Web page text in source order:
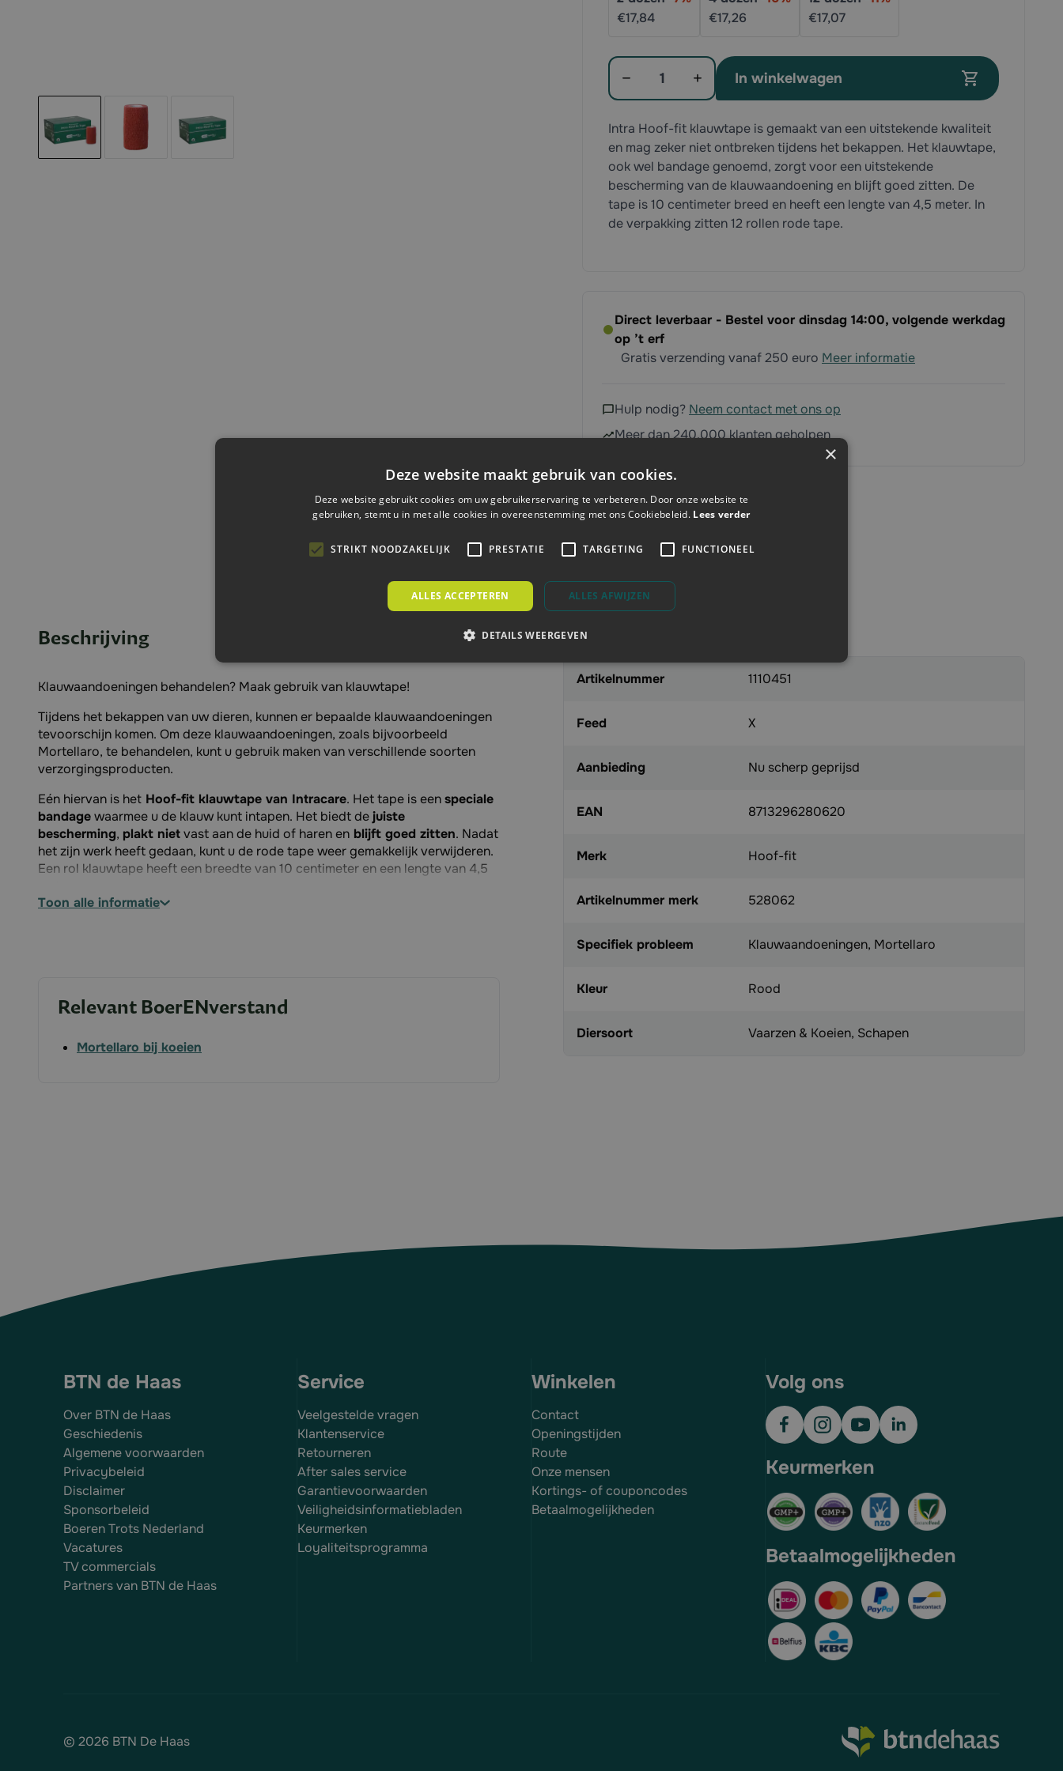
€17,84
€17,26
€17,07
Aantal
In winkelwagen
Intra Hoof-fit klauwtape is gemaakt van een uitstekende kwaliteit
en mag zeker niet ontbreken tijdens het bekappen. Het klauwtape,
ook wel bandage genoemd, zorgt voor een uitstekende
bescherming van de klauwaandoening en blijft goed zitten. De
tape is 10 centimeter breed en heeft een lengte van 4,5 meter. In
de verpakking zitten 12 rollen rode tape.
Direct leverbaar - Bestel voor dinsdag 14:00, volgende werkdag
op ’t erf
Gratis verzending vanaf 250 euro Meer informatie
Hulp nodig? Neem contact met ons op
Meer dan 240.000 klanten geholpen
Beschrijving
Klauwaandoeningen behandelen? Maak gebruik van klauwtape!
Tijdens het bekappen van uw dieren, kunnen er bepaalde klauwaandoeningen
tevoorschijn komen. Om deze klauwaandoeningen, zoals bijvoorbeeld
Mortellaro, te behandelen, kunt u gebruik maken van verschillende soorten
verzorgingsproducten.
Eén hiervan is het Hoof-fit klauwtape van Intracare. Het tape is eenspeciale
bandagewaarmee u de klauw kunt intapen. Het biedt dejuiste
bescherming, plakt nietvast aan de huid of haren en blijft goed zitten. Nadat
het zijn werk heeft gedaan, kunt u de rode tape weer gemakkelijk verwijderen.
Een rol klauwtape heeft een breedte van 10 centimeter en een lengte van 4,5
Lengte: 4,5 meter
Inhoud: 12 stuks
toon alle informatie
Relevant BoerENverstand
Mortellaro bij koeien
Specificaties
Artikelnummer 1110451
Feed X
Aanbieding Nu scherp geprijsd
EAN 8713296280620
Merk Hoof-fit
Artikelnummer merk 528062
Specifiek probleem Klauwaandoeningen, Mortellaro
Kleur Rood
Diersoort Vaarzen & Koeien, Schapen
BTN de Haas
Over BTN de Haas
Geschiedenis
Algemene voorwaarden
Privacybeleid
Disclaimer
Sponsorbeleid
Boeren Trots Nederland
Vacatures
TV commercials
Partners van BTN de Haas
Service
Veelgestelde vragen
Klantenservice
Retourneren
After sales service
Garantievoorwaarden
Veiligheidsinformatiebladen
Keurmerken
Loyaliteitsprogramma
Winkelen
Contact
Openingstijden
Route
Onze mensen
Kortings- of couponcodes
Betaalmogelijkheden
Volg ons
Keurmerken
Betaalmogelijkheden
© 2026 BTN De Haas
×
Deze website maakt gebruik van cookies.
Deze website gebruikt cookies om uw gebruikerservaring te verbeteren. Door onze website te
gebruiken, stemt u in met alle cookies in overeenstemming met ons Cookiebeleid. Lees verder
STRIKT NOODZAKELIJK PRESTATIE TARGETING FUNCTIONEEL
ALLES ACCEPTEREN ALLES AFWIJZEN
DETAILS WEERGEVEN